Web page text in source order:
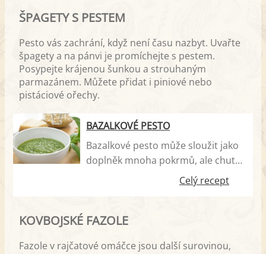
ŠPAGETY S PESTEM
Pesto vás zachrání, když není času nazbyt. Uvařte
špagety a na pánvi je promíchejte s pestem.
Posypejte krájenou šunkou a strouhaným
parmazánem. Můžete přidat i piniové nebo
pistáciové ořechy.
BAZALKOVÉ PESTO
Bazalkové pesto může sloužit jako
doplněk mnoha pokrmů, ale chutná
výborně smíchané třeba jen s
těstovinami. Stačí lžíce pesta, porce
večeři. Piniové oříšky jsou drahé a
můžete připravit i s jinými oříšky.
Celý recept
KOVBOJSKÉ FAZOLE
Fazole v rajčatové omáčce jsou další surovinou,